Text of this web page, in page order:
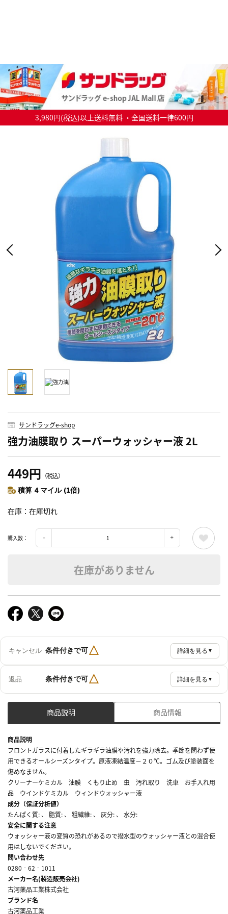
3,980円(税込)以上送料無料 ・全国送料一律600円
サンドラッグe-shop
強力油膜取り スーパーウォッシャー液 2L
449円 （税込）
積算 4 マイル (1倍)
在庫 在庫切れ
購入数：
在庫がありません
キャンセル 条件付きで可△ 詳細を見る ▼
返品 条件付きで可△ 詳細を見る ▼
商品説明 商品情報
商品説明
フロントガラスに付着したギラギラ油膜や汚れを強力除去。季節を問わず使
用できるオールシーズンタイプ。原液凍結温度－２０℃。ゴム及び塗装面を
傷めなません。
クリーナーケミカル 油膜 くもり止め 虫 汚れ取り 洗車 お手入れ用
品 ウインドケミカル ウィンドウォッシャー液
成分（保証分析値）
たんぱく質: 、 脂質: 、 粗繊維: 、 灰分: 、 水分:
安全に関する注意
ウォッシャー液の変質の恐れがあるので撥水型のウォッシャー液との混合使
用はしないでください。
問い合わせ先
0280‐62‐1011
メーカー名(製造販売会社)
古河薬品工業株式会社
ブランド名
古河薬品工業